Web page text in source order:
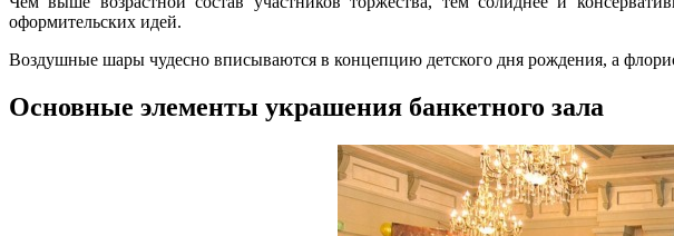
оформительских идей.
Воздушные шары чудесно вписываются в концепцию детского дня рождения, а
Основные элементы украшения банкетного зала